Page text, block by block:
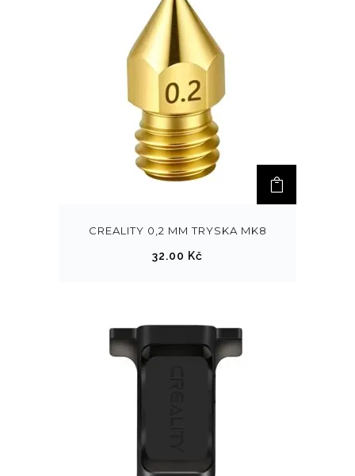
CREALITY 0,2 MM TRYSKA MK8
32.00 Kč